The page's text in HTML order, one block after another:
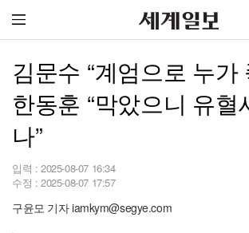
김문수 “계엄으로 누
한동훈 “막았으니 유혈
나”
입력 : 2025-08-07 16:34
수정 : 2025-08-07 17:57
구윤모 기자 iamkym@segye.com